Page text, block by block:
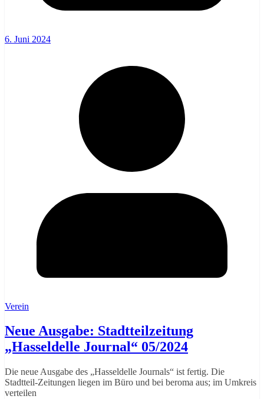
6. Juni 2024
Verein
Neue Ausgabe: Stadtteilzeitung
„Hasseldelle Journal“ 05/2024
Die neue Ausgabe des „Hasseldelle Journals“ ist fertig. Die
Stadtteil-Zeitungen liegen im Büro und bei beroma aus; im Umkreis
verteilen